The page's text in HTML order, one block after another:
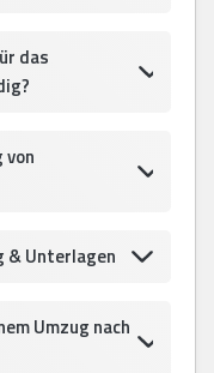
das
von
& Unterlagen
Umzug nach